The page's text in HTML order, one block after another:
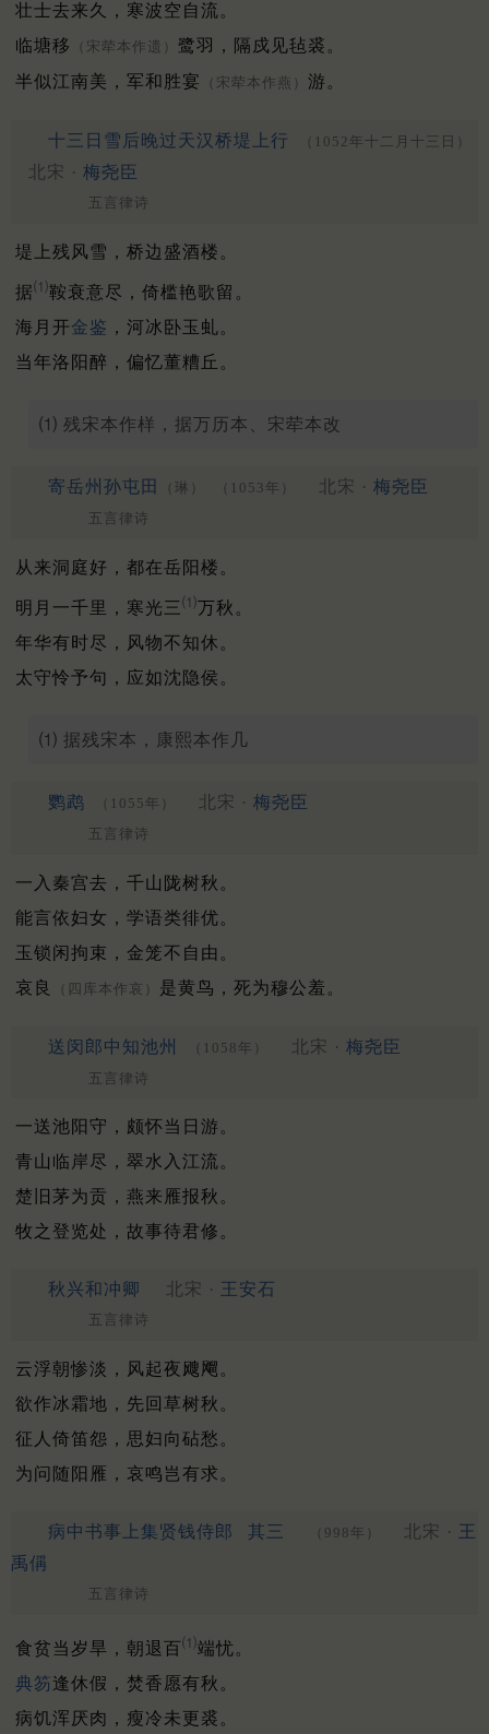
壮士去来久，寒波空自流。
临塘移
（宋荦本作遗） 鹭羽，隔戍见毡裘。
半似江南美，军和胜宴
（宋荦本作燕） 游。
十三日雪后晚过天汉桥堤上行 （1052年十二月十三日）
北宋 · 梅尧臣
五言律诗
堤上残风雪，桥边盛酒楼。
据⑴鞍衰意尽，倚槛艳歌留。
海月开金鉴 ，河冰卧玉虬。
当年洛阳醉，偏忆董糟丘。
⑴ 残宋本作样，据万历本、宋荦本改
寄岳州孙屯田 （琳） （1053年） 北宋 · 梅尧臣
五言律诗
从来洞庭好，都在岳阳楼。
明月一千里，寒光三⑴万秋。
年华有时尽，风物不知休。
太守怜予句，应如沈隐侯。
⑴ 据残宋本，康熙本作几
鹦鹉 （1055年） 北宋 · 梅尧臣
五言律诗
一入秦宫去，千山陇树秋。
能言依妇女，学语类徘优。
玉锁闲拘束，金笼不自由。
哀良
（四库本作哀） 是黄鸟，死为穆公羞。
送闵郎中知池州 （1058年） 北宋 · 梅尧臣
五言律诗
一送池阳守，颇怀当日游。
青山临岸尽，翠水入江流。
楚旧茅为贡，燕来雁报秋。
牧之登览处，故事待君修。
秋兴和冲卿 北宋 · 王安石
五言律诗
云浮朝惨淡，风起夜飕飗。
欲作冰霜地，先回草树秋。
征人倚笛怨，思妇向砧愁。
为问随阳雁，哀鸣岂有求。
病中书事上集贤钱侍郎 其三 （998年） 北宋 · 王
禹偁
五言律诗
食贫当岁旱，朝退百⑴端忧。
典笏逢休假，焚香愿有秋。
病饥浑厌肉，瘦冷未更裘。